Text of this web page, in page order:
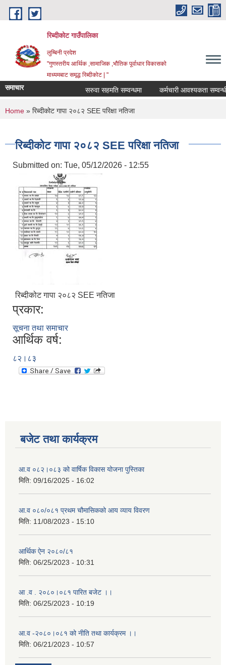
Skip to main content
रिब्दीकोट गाउँपालिका
लुम्बिनी प्रदेश
"गुणस्तरीय आर्थिक ,सामाजिक ,भौतिक पूर्वाधार विकासको
माध्यमबाट समृद्ध रिब्दीकोट | "
समाचार सरुवा सहमति सम्वन्धमा कर्मचारी आवश्यकता सम्वन्धी
You are here
Home » रिब्दीकोट गापा २०८२ SEE परिक्षा नतिजा
रिब्दीकोट गापा २०८२ SEE परिक्षा नतिजा
Submitted on: Tue, 05/12/2026 - 12:55
रिब्दीकोट गापा २०८२ SEE नतिजा
प्रकार:
सूचना तथा समाचार
आर्थिक वर्ष:
८२।८३
बजेट तथा कार्यक्रम
आ.व ०८२।०८३ को वार्षिक विकास योजना पुस्तिका
मिति: 09/16/2025 - 16:02
आ.व ०८०/०८१ प्रथम चौमासिकको आय व्याय विवरण
मिति: 11/08/2023 - 15:10
आर्थिक ऐन २०८०/८१
मिति: 06/25/2023 - 10:31
आ .व . २०८०।०८१ पारित बजेट ।।
मिति: 06/25/2023 - 10:19
आ.व -२०८०।०८१ को नीति तथा कार्यक्रम ।।
मिति: 06/21/2023 - 10:57